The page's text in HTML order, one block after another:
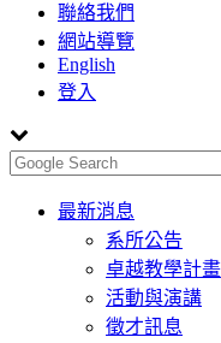
聯絡我們
網站導覽
English
登入
Toggle
navigation
最新消息
系所公告
卓越教學計畫
活動與演講
徵才訊息